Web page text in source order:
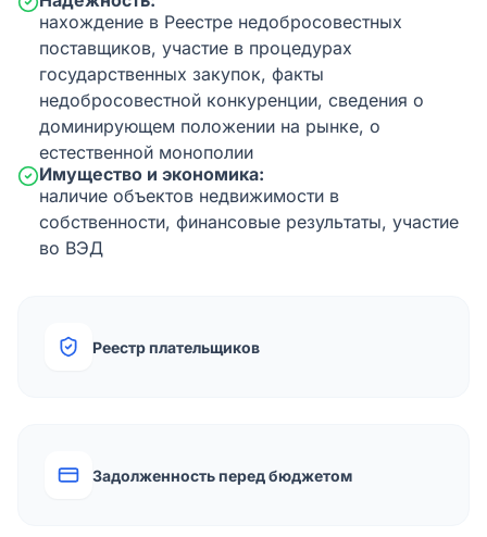
нахождение в Реестре недобросовестных
поставщиков, участие в процедурах
государственных закупок, факты
недобросовестной конкуренции, сведения о
доминирующем положении на рынке, о
естественной монополии
Имущество и экономика:
наличие объектов недвижимости в
собственности, финансовые результаты, участие
во ВЭД
Реестр плательщиков
Задолженность перед бюджетом